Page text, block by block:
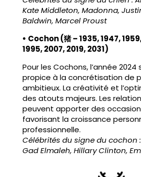
Kate Middleton, Madonna,
Baldwin, Marcel Proust
• Cochon (猪 – 1935, 1947,
1995, 2007, 2019, 2031)
Pour les Cochons, l’année 2024
propice à la concrétisation de
ambitieux. La créativité et
des atouts majeurs. Les
peuvent apporter des
favorisant la croissance
professionnelle.
Célébrités du signe du cochon
Gad Elmaleh, Hillary Clinton,